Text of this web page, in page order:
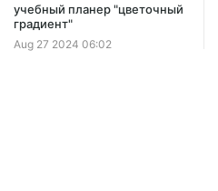
учебный планер "цветочный
градиент"
Aug 27 2024 06:02